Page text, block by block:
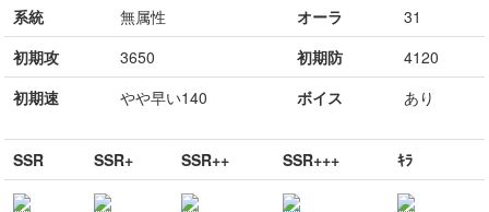
系統
無属性 オーラ
31
初期攻
3650 初期防
4120
初期速
やや早い140 ボイス あり
SSR SSR+ SSR++ SSR+++ ｷﾗ